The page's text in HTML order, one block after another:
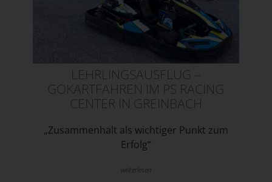
LEHRLINGSAUSFLUG –
GOKARTFAHREN IM PS RACING
CENTER IN GREINBACH
„Zusammenhalt als wichtiger Punkt zum
Erfolg“
weiterlesen